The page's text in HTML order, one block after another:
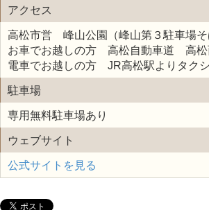
アクセス
高松市営 峰山公園（峰山第３駐車場そ
お車でお越しの方 高松自動車道 高松
電車でお越しの方 JR高松駅よりタク
駐車場
専用無料駐車場あり
ウェブサイト
公式サイトを見る